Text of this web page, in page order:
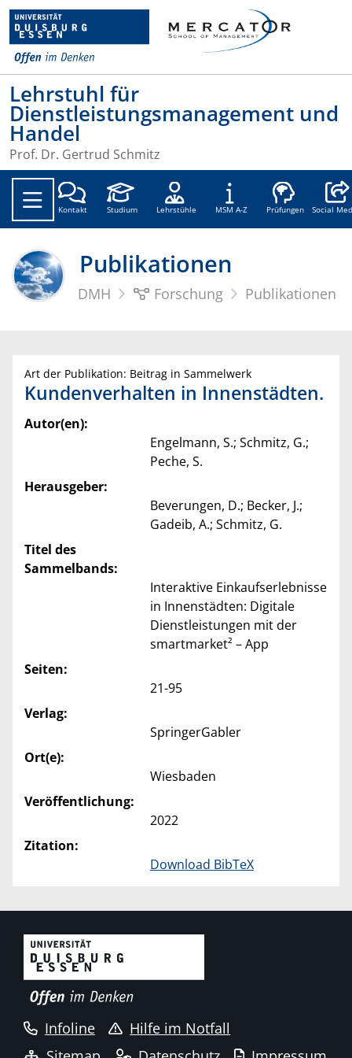
Lehrstuhl für
Dienstleistungsmanagement und
Handel
Prof. Dr. Gertrud Schmitz
Kontakt Studium Lehrstühle MSM A-Z Prüfungen Social
Publikationen
DMH Forschung Publikationen
Art der Publikation: Beitrag in Sammelwerk
Kundenverhalten in Innenstädten.
Autor(en):
Engelmann, S.; Schmitz, G.;
Peche, S.
Herausgeber:
Beverungen, D.; Becker, J.;
Gadeib, A.; Schmitz, G.
Titel des
Sammelbands:
Interaktive Einkaufserlebnisse
in Innenstädten: Digitale
Dienstleistungen mit der
smartmarket² – App
Seiten:
21-95
Verlag:
SpringerGabler
Ort(e):
Wiesbaden
Veröffentlichung:
2022
Zitation:
Download BibTeX
Infoline
Hilfe im Notfall